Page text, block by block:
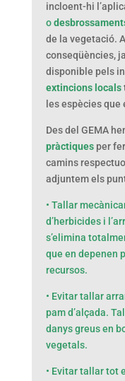
incloent-hi
o
de la vegetació.
conseqüències,
disponible pels
extincions locals
les espècies que
Des del GEMA
pràctiquesper
camins
adjuntem els
• Tallar
d’herbicides i
s’elimina
que en depenen
recursos.
• Evitar tallar
pam d’alçada.
danys greus en
vegetals.
• Evitar tallar tot